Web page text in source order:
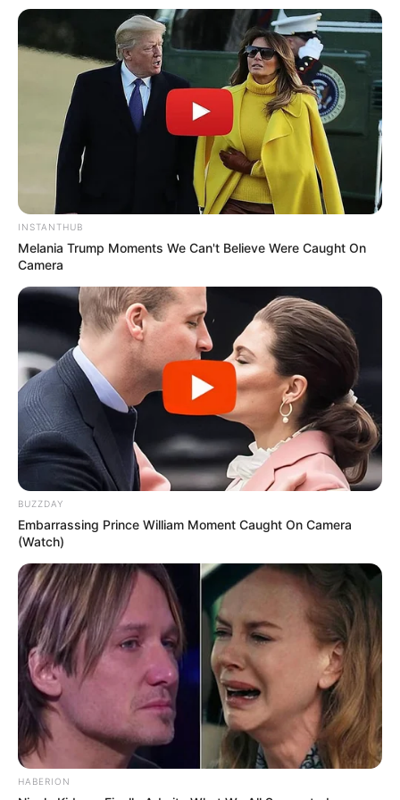
Θεσσαλονίκη: Τι αλλάζει στις
λεωφορειακές γραμμές με τη
λειτουργία της επέκτασης του Μετρό
στην Καλαμαριά
Τραγωδία στην Πάτρα: Πέθανε βρέφος
οκτώ ημερών στη ΜΕΘ του «Άγιος
Απάτη με τρακτέρ στην Εύβοια: Έκανε
φτερά προκαταβολή 2.480€
Βρετανίδα που μέθυσε με την 15χρονη
κόρη της και προκάλεσε επεισόδιο στο
Κέντρο Υγείας
Δείτε όλες τις τελευταίες Ειδήσεις από την Ελλάδα και
τον Κόσμο, τη στιγμή που συμβαίνουν, στο Newstok.gr.
INSTANTHUB
Melania Trump Moments We Can't Believe Were Caught On
Camera
BUZZDAY
Embarrassing Prince William Moment Caught On Camera
(Watch)
HABERION